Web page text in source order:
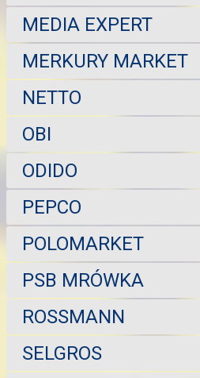
MEDIA EXPERT
MERKURY MARKET
NETTO
OBI
ODIDO
PEPCO
POLOMARKET
PSB MRÓWKA
ROSSMANN
SELGROS